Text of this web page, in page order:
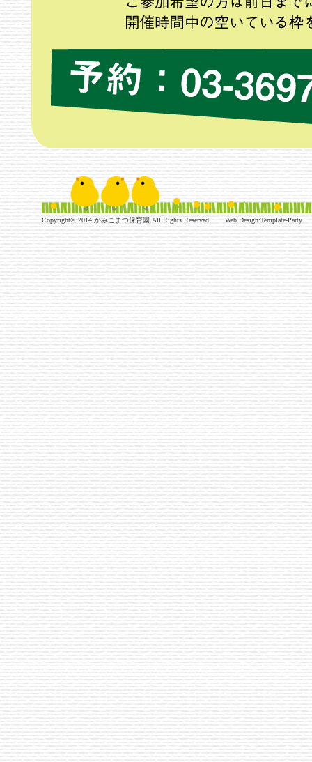
Copyright© 2014 かみこまつ保育園 All Rights Reserved. Web Design:Template-Party